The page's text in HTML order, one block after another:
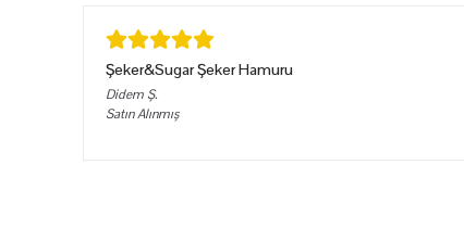
Şeker&Sugar Şeker Hamuru
Didem Ş.
Satın Alınmış